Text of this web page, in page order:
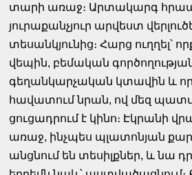
տարի առաջ։ Արտակարգ
յուրաքանչյուր արվեստ
տեսանկյունից։ Հարց ուղղել՝
վեպին, բեմական
գեղանկարչական կտավին և
հավատում նրան, ով մեզ
ցուցադրում է կինո։ Էկրանի
առաջ, ինչպես պլատոնյան
անցնում են տեսիլքներ, և նա